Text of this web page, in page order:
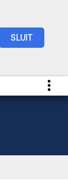
SLUIT